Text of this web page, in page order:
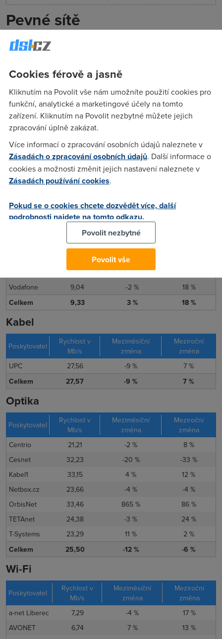
Pevné sítě
Z pevného internetu v listopadu zrychloval pouze
aDSL internet
měsícemDSL internet zrychlil o 3 %
zDSLpřipojení vedlioperátoři O2aVodafone, kteří měli
průměrnou rychlost9,5 Mb/sa9 Mb/s. Podobně jako v
minulých měsících jsme i v listopadu uUPCzaznamenali
poklesprůměrné rychlosti internetu
měsíci si operátorUPCpohoršil odalších 9 %.
xDSL
Poskytovatel
Rychlost v
AVONET
6,05 29 %
Český
4,82 -20 %
8,32 2 %
3 %
8,23 4 %
Vodafone
9,04 -2 %
18 %
Celkem
9,33 3 % 18 %
Kabel
Poskytovatel
Rychlost v
Mb/s
Meziměsíční
změna
Meziroční
změna
UPC
27,56 -9 %
7 %
Celkem
27,57 -9 % 7 %
Optika
Poskytovatel
Rychlost v
Mb/s
Meziměsíční
změna
Meziroční
změna
Centrio
21,21 -2 %
8 %
Cesnet
32,23 -20 %
-33 %
Kabel1
33,15 4 %
12 %
Netbox.cz
23,66 -4 %
-4 %
OrbisNet
33,46 865 %
86 %
TETAnet
24,38 -3 %
24 %
T-Systems
23,29 11 %
2 %
Celkem
25,50 -12 % -6 %
Wi-Fi
Poskytovatel
Rychlost v
Mb/s
Meziměsíční
změna
Meziroční
změna
a-net Liberec
7,29 -4 %
17 %
AVONET
6,74 7 %
13 %
Cookies férově a jasně
Kliknutím na Povolit vše nám umožníte použití cookies pro
funkční, analytické a marketingové účely na tomto
zařízení. Kliknutím na Povolit nezbytné můžete jejich
zpracování úplně zakázat.
Více informací o zpracování osobních údajů naleznete v
Zásadách o zpracování osobních údajů. Další informace o
cookies a možnosti změnit jejich nastavení naleznete v
Zásadách používání cookies.
Pokud se o cookies chcete dozvědět více, další
podrobnosti najdete na tomto odkazu.
Povolit nezbytné
Povolit vše